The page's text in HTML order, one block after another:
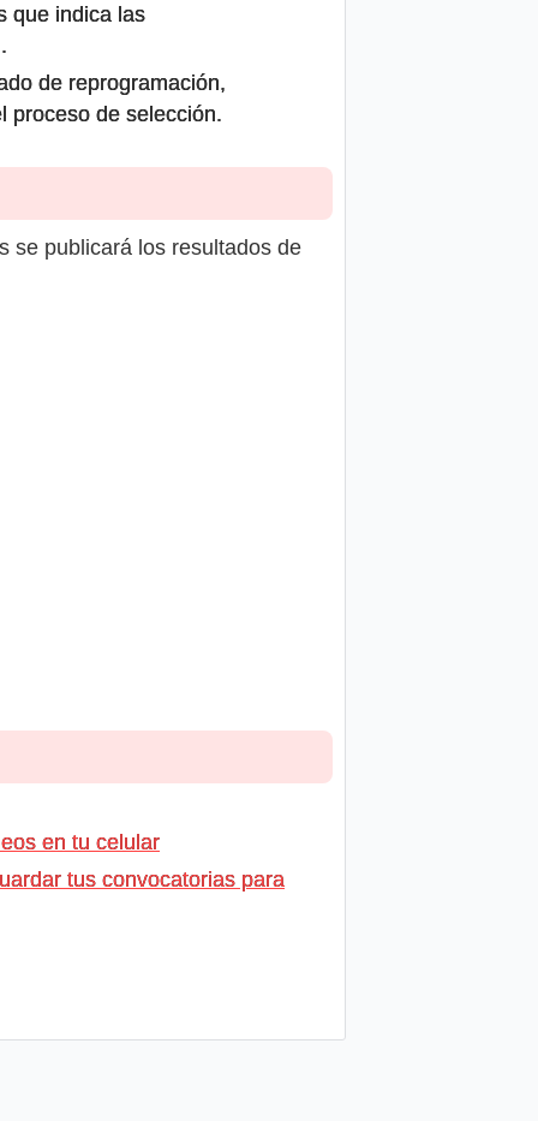
que indica las
de reprogramación,
proceso de selección.
se publicará los resultados de
en tu celular
tus convocatorias para